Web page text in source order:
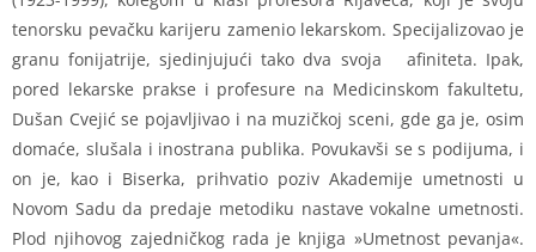
tenorsku pevačku karijeru zamenio lekarskom. Specijalizovao je
granu fonijatrije, sjedinjujući tako dva svoja afiniteta. Ipak,
pored lekarske prakse i profesure na Medicinskom fakultetu,
Dušan Cvejić se pojavljivao i na muzičkoj sceni, gde ga je, osim
domaće, slušala i inostrana publika. Povukavši se s podijuma, i
on je, kao i Biserka, prihvatio poziv Akademije umetnosti u
Novom Sadu da predaje metodiku nastave vokalne umetnosti.
Plod njihovog zajedničkog rada je knjiga »Umetnost pevanja«.